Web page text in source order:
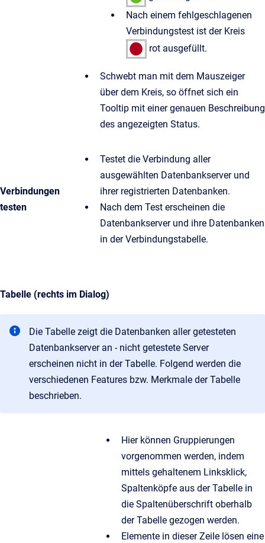
Nach einem fehlgeschlagenen
Verbindungstest ist der Kreis
rot ausgefüllt.
Schwebt man mit dem Mauszeiger
über dem Kreis, so öffnet sich ein
Tooltip mit einer genauen Beschreibung
des angezeigten Status.
Verbindungen
testen
Testet die Verbindung aller
ausgewählten Datenbankserver und
ihrer registrierten Datenbanken.
Nach dem Test erscheinen die
Datenbankserver und ihre Datenbanken
in der Verbindungstabelle.
Tabelle (rechts im Dialog)
Die Tabelle zeigt die Datenbanken aller getesteten
Datenbankserver an - nicht getestete Server
erscheinen nicht in der Tabelle. Folgend werden die
verschiedenen Features bzw. Merkmale der Tabelle
beschrieben.
Hier können Gruppierungen
vorgenommen werden, indem
mittels gehaltenem Linksklick,
Spaltenköpfe aus der Tabelle in
die Spaltenüberschrift oberhalb
der Tabelle gezogen werden.
Elemente in dieser Zeile lösen eine